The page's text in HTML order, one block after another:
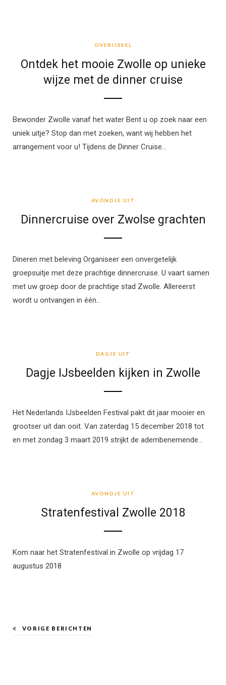
OVERIJSSEL
Ontdek het mooie Zwolle op unieke
wijze met de dinner cruise
Bewonder Zwolle vanaf het water Bent u op zoek naar een
uniek uitje? Stop dan met zoeken, want wij hebben het
arrangement voor u! Tijdens de Dinner Cruise…
AVONDJE UIT
Dinnercruise over Zwolse grachten
Dineren met beleving Organiseer een onvergetelijk
groepsuitje met deze prachtige dinnercruise. U vaart samen
met uw groep door de prachtige stad Zwolle. Allereerst
wordt u ontvangen in één…
DAGJE UIT
Dagje IJsbeelden kijken in Zwolle
Het Nederlands IJsbeelden Festival pakt dit jaar mooier en
grootser uit dan ooit. Van zaterdag 15 december 2018 tot
en met zondag 3 maart 2019 strijkt de adembenemende…
AVONDJE UIT
Stratenfestival Zwolle 2018
Kom naar het Stratenfestival in Zwolle op vrijdag 17
augustus 2018
VORIGE BERICHTEN